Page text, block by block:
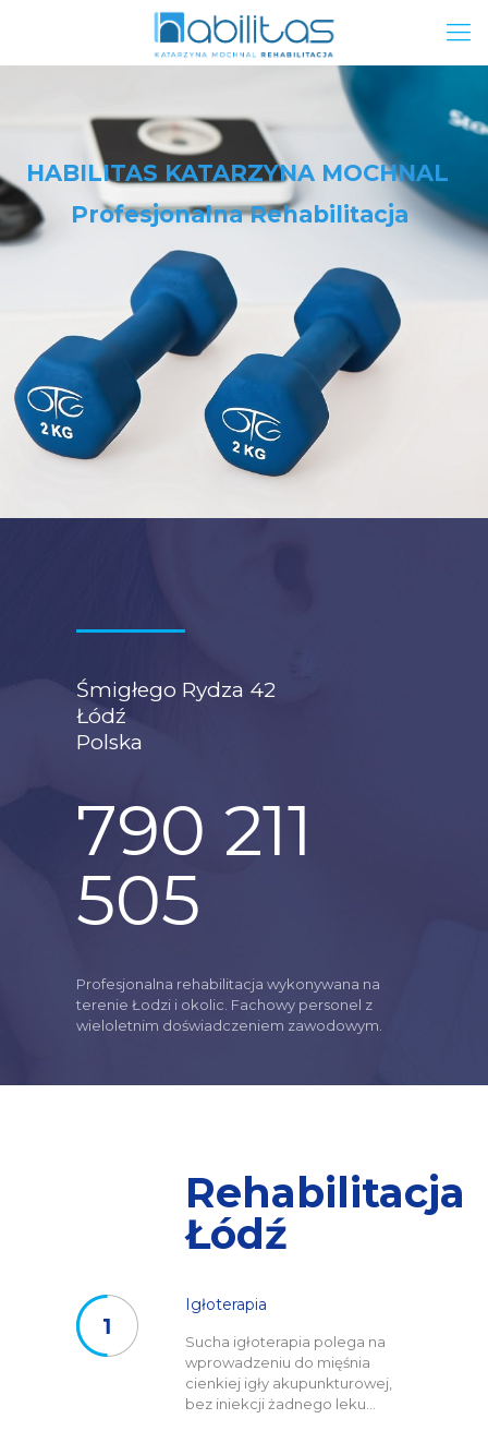
Profesjonalna Rehabilitacja
HABILITAS KATARZYNA MOCHNAL
Śmigłego Rydza 42
Łódź
Polska
790 211
505
Profesjonalna rehabilitacja wykonywana na
terenie Łodzi i okolic. Fachowy personel z
wieloletnim doświadczeniem zawodowym.
Rehabilitacja
Łódź
Igłoterapia
Sucha igłoterapia polega na
wprowadzeniu do mięśnia
cienkiej igły akupunkturowej,
bez iniekcji żadnego leku...